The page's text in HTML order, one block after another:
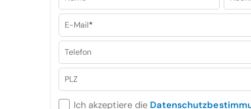
E-Mail*
Telefon
PLZ
Ich akzeptiere die